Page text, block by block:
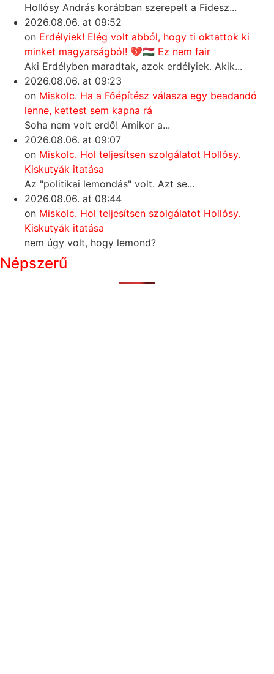
Hollósy András korábban szerepelt a Fidesz...
2026.08.06. at 09:52
on Erdélyiek! Elég volt abból, hogy ti oktattok ki
minket magyarságból! 💔🇭🇺 Ez nem fair
Aki Erdélyben maradtak, azok erdélyiek. Akik...
2026.08.06. at 09:23
on Miskolc. Ha a Főépítész válasza egy beadandó
lenne, kettest sem kapna rá
Soha nem volt erdő! Amikor a...
2026.08.06. at 09:07
on Miskolc. Hol teljesítsen szolgálatot Hollósy.
Kiskutyák itatása
Az "politikai lemondás" volt. Azt se...
2026.08.06. at 08:44
on Miskolc. Hol teljesítsen szolgálatot Hollósy.
Kiskutyák itatása
nem úgy volt, hogy lemond?
Népszerű